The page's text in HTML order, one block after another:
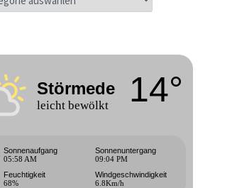
Störmede
leicht bewölkt 14°
Sonnenaufgang
05:58 AM
Sonnenuntergang
09:04 PM
Feuchtigkeit
68%
Windgeschwindigkeit
6.8Km/h